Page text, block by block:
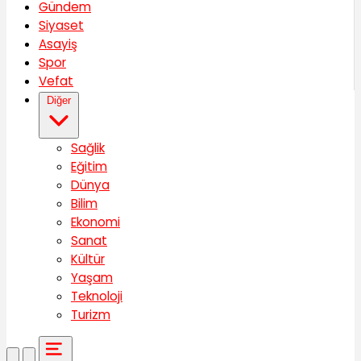
Gündem
Siyaset
Asayiş
Spor
Vefat
Diğer
Sağlik
Eğitim
Dünya
Bilim
Ekonomi
Sanat
Kültür
Yaşam
Teknoloji
Turizm